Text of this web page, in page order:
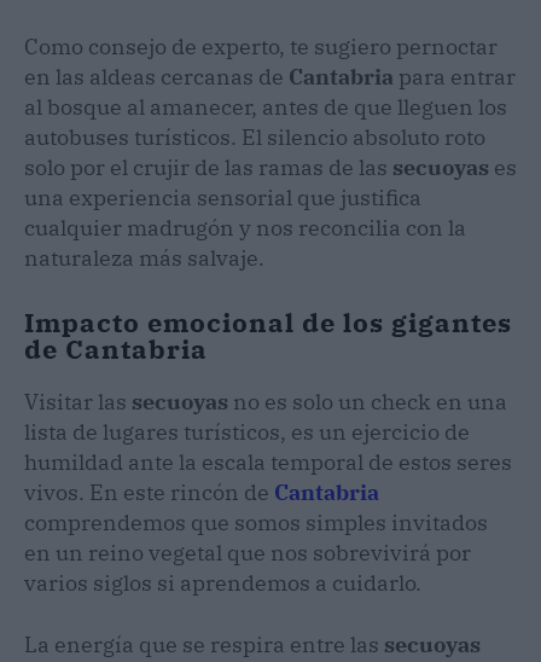
Como consejo de experto, te sugiero pernoctar
en las aldeas cercanas de Cantabria para entrar
al bosque al amanecer, antes de que lleguen los
autobuses turísticos. El silencio absoluto roto
solo por el crujir de las ramas de las secuoyas es
una experiencia sensorial que justifica
cualquier madrugón y nos reconcilia con la
naturaleza más salvaje.
Impacto emocional de los gigantes
de Cantabria
Visitar las secuoyas no es solo un check en una
lista de lugares turísticos, es un ejercicio de
humildad ante la escala temporal de estos seres
vivos. En este rincón de Cantabria
comprendemos que somos simples invitados
en un reino vegetal que nos sobrevivirá por
varios siglos si aprendemos a cuidarlo.
La energía que se respira entre las secuoyas